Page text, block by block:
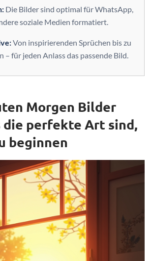
Die Bilder sind optimal für WhatsApp,
soziale Medien formatiert.
Von inspirierenden Sprüchen bis zu
– für jeden Anlass das passende Bild.
Morgen Bilder
die perfekte Art sind,
beginnen